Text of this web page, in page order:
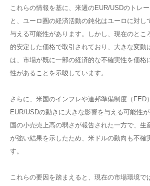
これらの情報を基に、来週のEUR/USDのトレ
と、ユーロ圏の経済活動の鈍化はユーロに対し
与える可能性があります。しかし、現在のとこ
的安定した価格で取引されており、大きな変動
は、市場が既に一部の経済的な不確実性を価格
性があることを示唆しています。
さらに、米国のインフレや連邦準備制度（FED
EUR/USDの動きに大きな影響を与える可能性
国の小売売上高の弱さが報告された一方で、生
が強い結果を示したため、米ドルの動向も不確
す。
これらの要因を踏まえると、現在の市場環境で